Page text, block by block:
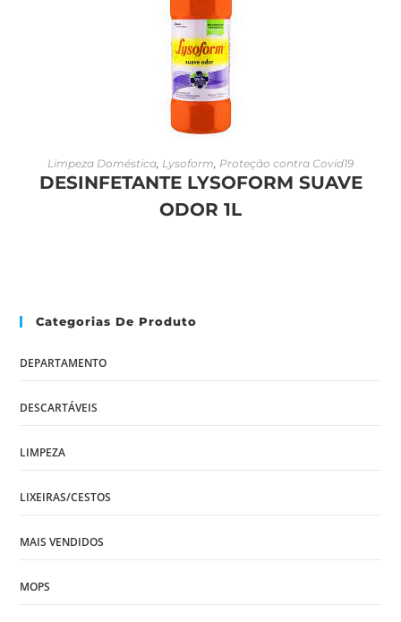
LEIA MAIS
Limpeza Doméstica Lysoform Proteção contra Covid19
DESINFETANTE LYSOFORM SUAVE
ODOR 1L
Categorias De Produto
DEPARTAMENTO
DESCARTÁVEIS
LIMPEZA
LIXEIRAS/CESTOS
MAIS VENDIDOS
MOPS